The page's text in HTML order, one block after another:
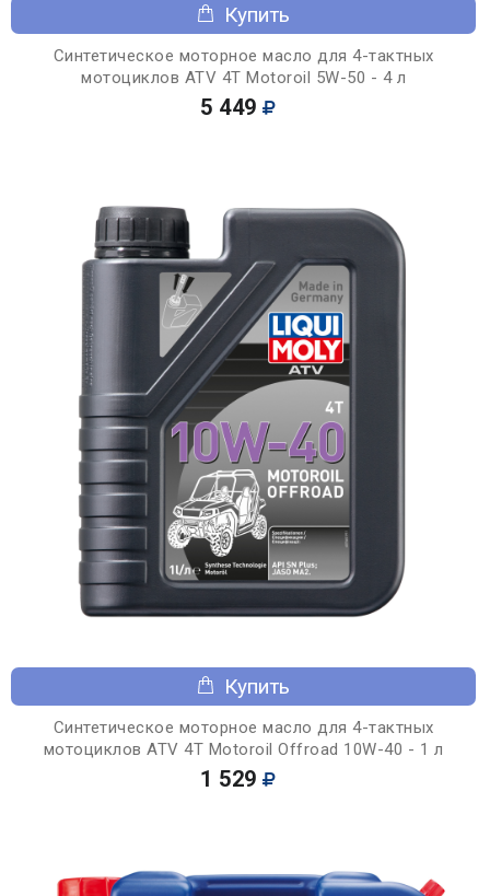
Купить
Синтетическое моторное масло для 4-тактных
мотоциклов ATV 4T Motoroil 5W-50 - 4 л
5 449
Купить
Синтетическое моторное масло для 4-тактных
мотоциклов ATV 4T Motoroil Offroad 10W-40 - 1 л
1 529